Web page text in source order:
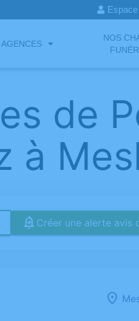
NOS
de
à
Créer une alerte avis